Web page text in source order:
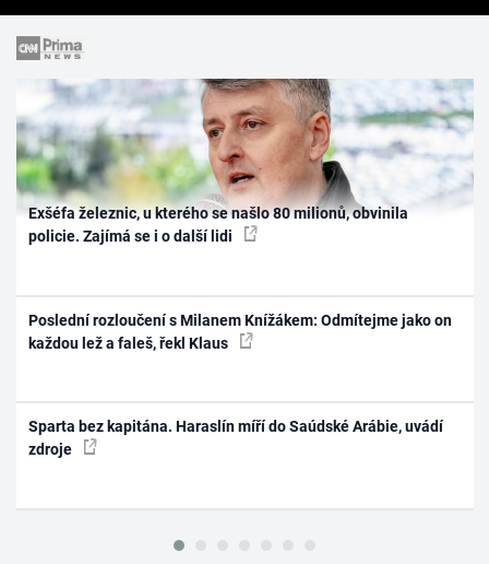
Exšéfa železnic, u kterého se našlo 80 milionů, obvinila
policie. Zajímá se i o další lidi
Poslední rozloučení s Milanem Knížákem: Odmítejme jako on
každou lež a faleš, řekl Klaus
Sparta bez kapitána. Haraslín míří do Saúdské Arábie, uvádí
zdroje